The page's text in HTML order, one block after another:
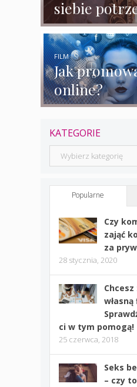
siebie
biznesie?
Jak
online?
FILM
KATEGORIE
Kategorie
Popularne
Czy
zająć
za
28 stycznia, 2020
Chcesz
własną
ci w tym pomogą!
25 czerwca, 2018
Seks
– czy